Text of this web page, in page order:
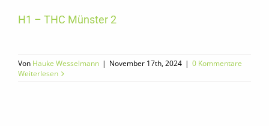
H1 – THC Münster 2
Von Hauke Wesselmann | November 17th, 2024 | 0 Kommentare
Weiterlesen